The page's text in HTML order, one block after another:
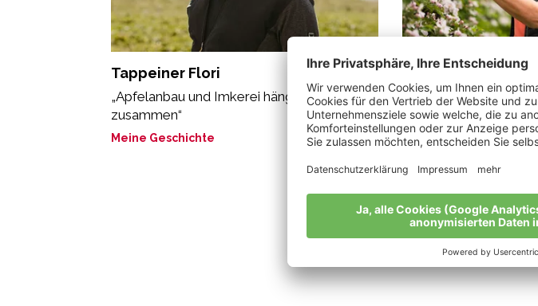
Tappeiner Flori
„Apfelanbau und Imkerei hängen eng
zusammen“
Meine Geschichte
Alber Rita
„Mit Leidenschaft bei
Meine Geschichte
Alle Bio-